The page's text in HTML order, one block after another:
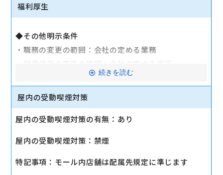
福利厚生
◆その他明示条件
・職務の変更の範囲：会社の定める業務
・就業場所の変更の範囲：会社の定める場所
◆厚生年金
◆労働災害補償保険（労災）
勤：別途規定あり）
◆退職金制度
続きを読む
屋内の受動喫煙対策
屋内の受動喫煙対策の有無：あり
屋内の受動喫煙対策：禁煙
特記事項：モール内店舗は配属先規定に準じます